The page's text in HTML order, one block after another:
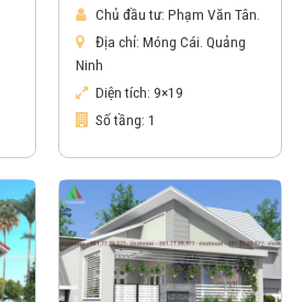
Chủ đầu tư: Phạm Văn Tân.
Địa chỉ: Móng Cái. Quảng
Ninh
Diện tích: 9×19
Số tầng: 1